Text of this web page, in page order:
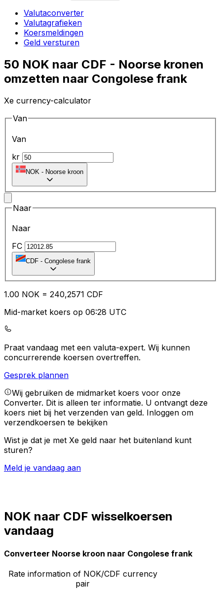
Valutaconverter
Valutagrafieken
Koersmeldingen
Geld versturen
50 NOK naar CDF - Noorse kronen
omzetten naar Congolese frank
Xe currency-calculator
Van
Van
kr
NOK - Noorse kroon
Naar
Naar
FC
CDF - Congolese frank
1.00 NOK = 240,2571 CDF
Mid-market koers op 06:28 UTC
Praat vandaag met een valuta-expert. Wij kunnen
concurrerende koersen overtreffen.
Gesprek plannen
Wij gebruiken de midmarket koers voor onze
Converter. Dit is alleen ter informatie. U ontvangt deze
koers niet bij het verzenden van geld. Inloggen om
verzendkoersen te bekijken
Wist je dat je met Xe geld naar het buitenland kunt
sturen?
Meld je vandaag aan
NOK naar CDF wisselkoersen
vandaag
Converteer Noorse kroon naar Congolese frank
Rate information of NOK/CDF currency
pair